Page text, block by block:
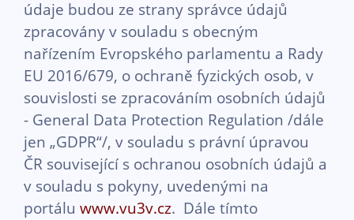
údaje budou ze strany správce údajů
zpracovány v souladu s obecným
nařízením Evropského parlamentu a Rady
EU 2016/679, o ochraně fyzických osob, v
souvislosti se zpracováním osobních údajů
- General Data Protection Regulation /dále
jen „GDPR“/, v souladu s právní úpravou
ČR související s ochranou osobních údajů a
v souladu s pokyny, uvedenými na
portálu www.vu3v.cz. Dále tímto